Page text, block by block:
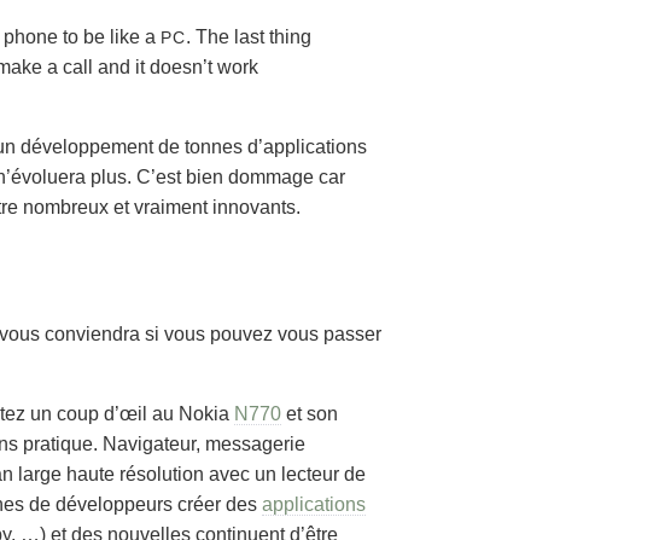
phone to be like a PC. The last thing
a call and it doesn’t work
développement de tonnes d’applications
plus. C’est bien dommage car
nombreux et vraiment innovants.
conviendra si vous pouvez vous passer
un coup d’œil au Nokia N770 et son
pratique. Navigateur, messagerie
large haute résolution avec un lecteur de
de développeurs créer des applications
…) et des nouvelles continuent d’être